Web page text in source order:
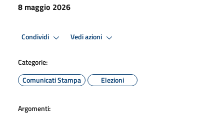
8 maggio 2026
Condividi Vedi azioni
Categorie:
Comunicati Stampa
Elezioni
Argomenti: